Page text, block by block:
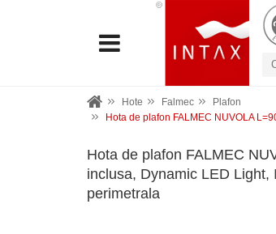
Hote Falmec
Plafon
Hota de plafon FALMEC NUVOLA
Hota de plafon FALMEC
inclusa, Dynamic LED
perimetrala